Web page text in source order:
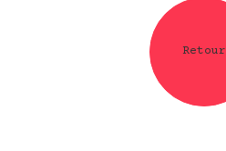
Retour